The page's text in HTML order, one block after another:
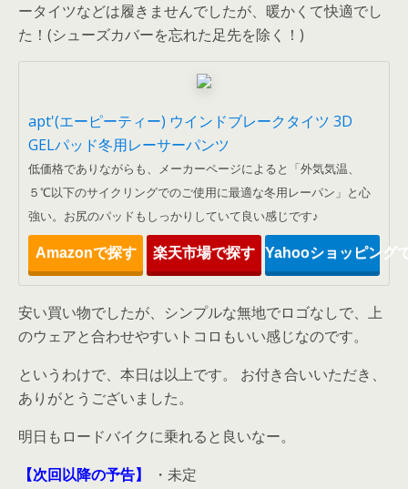
ータイツなどは履きませんでしたが、暖かくて快適でし
た！(シューズカバーを忘れた足先を除く！)
apt'(エーピーティー) ウインドブレークタイツ 3D
GELパッド冬用レーサーパンツ
低価格でありながらも、メーカーページによると「外気気温、
５℃以下のサイクリングでのご使用に最適な冬用レーパン」と心
強い。お尻のパッドもしっかりしていて良い感じです♪
Amazonで探す 楽天市場で探す Yahooショッピング
安い買い物でしたが、シンプルな無地でロゴなしで、上
のウェアと合わせやすいトコロもいい感じなのです。
というわけで、本日は以上です。 お付き合いいただき、
ありがとうございました。
明日もロードバイクに乗れると良いなー。
【次回以降の予告】
・未定